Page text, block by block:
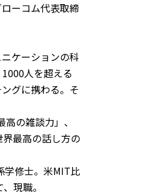
ーコム代表取締
ケーションの科
人を超える
グに携わる。そ
の雑談力」、
最高の話し方の
学修士。米MIT比
現職。